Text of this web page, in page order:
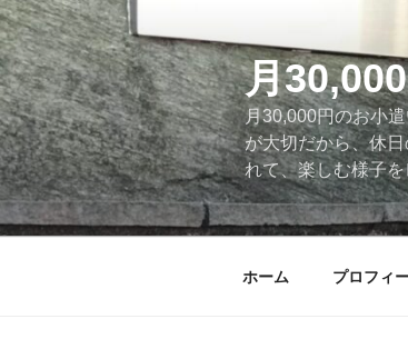
コ
ン
テ
ン
ツ
へ
ス
キ
ッ
月
月30,000円のお小
が大切だから、休
れて、楽しむ様子
ホーム プロフィ